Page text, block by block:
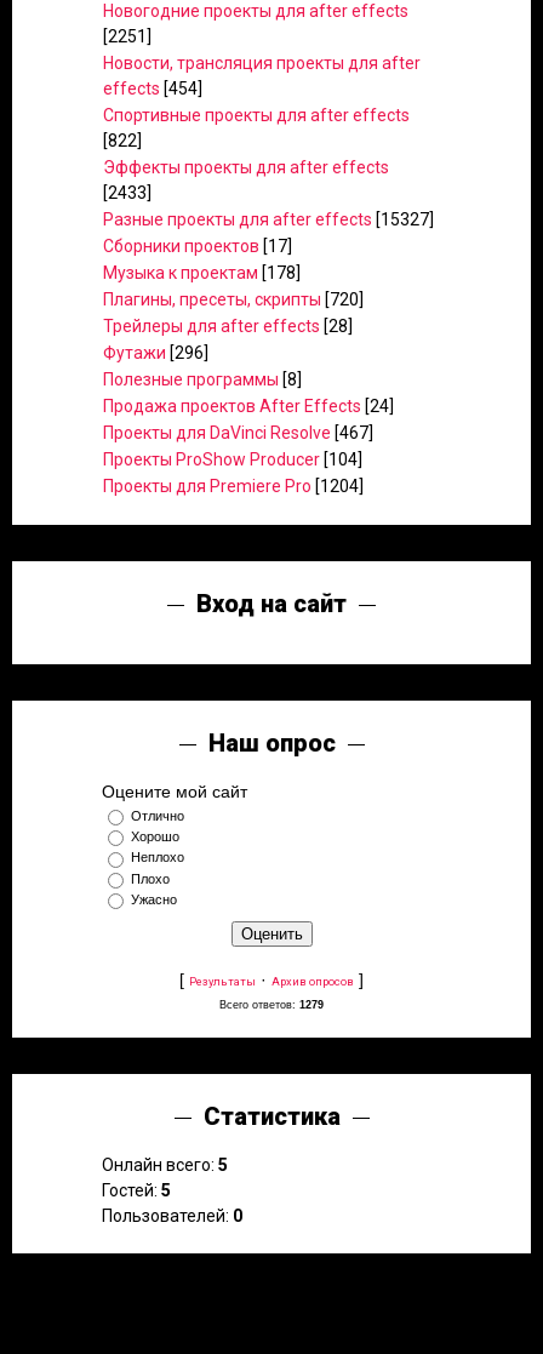
Новогодние проекты для after effects
[2251]
Новости, трансляция проекты для after
effects [454]
Спортивные проекты для after effects
[822]
Эффекты проекты для after effects
[2433]
Разные проекты для after effects [15327]
Сборники проектов [17]
Музыка к проектам [178]
Плагины, пресеты, скрипты [720]
Трейлеры для after effects [28]
Футажи [296]
Полезные программы [8]
Продажа проектов After Effects [24]
Проекты для DaVinci Resolve [467]
Проекты ProShow Producer [104]
Проекты для Premiere Pro [1204]
Вход на сайт
Наш опрос
Оцените мой сайт
Отлично
Хорошо
Неплохо
Плохо
Ужасно
[ Результаты · Архив опросов ]
Всего ответов: 1279
Статистика
Онлайн всего: 5
Гостей: 5
Пользователей: 0